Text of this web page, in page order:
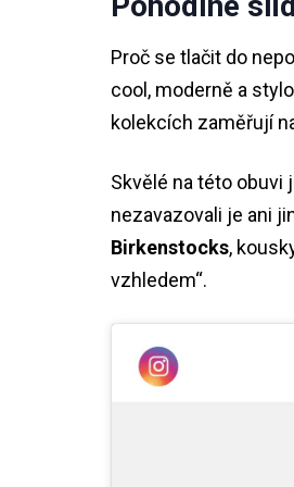
Proč se tlačit do
cool, moderně a
kolekcích zaměřují
Skvělé na této obuvi
nezavazovali je ani
Birkenstocks,
vzhledem“.